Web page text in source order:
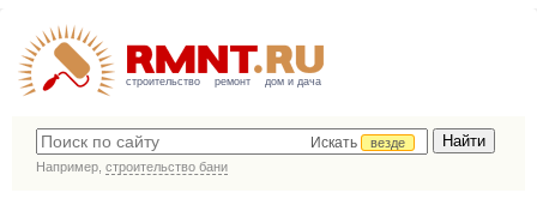
строительство ремонт дом и дача
Искать
везде
Например, строительство бани